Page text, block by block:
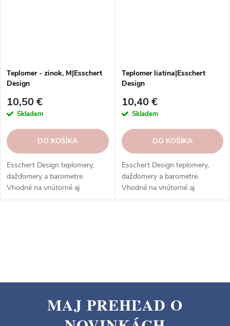
Teplomer - zinok, M|Esschert
Design
10,50 €
Skladem
DO KOŠÍKA
Esschert Design teplomery,
dažďomery a barometre.
Vhodné na vnútorné aj
vonkajšie použitie. Vysoká
Teplomer liatina|Esschert
Design
10,40 €
Skladem
DO KOŠÍKA
Esschert Design teplomery,
dažďomery a barometre.
Vhodné na vnútorné aj
vonkajšie použitie. Vysoká
d
MAJ PREHĽAD O